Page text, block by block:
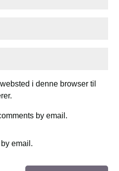
i denne browser til
by email.
email.